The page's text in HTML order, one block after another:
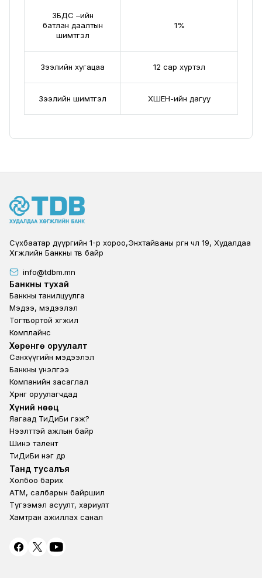
ЗБДС –ийн
батлан даалтын
шимтгэл
1%
Зээлийн хугацаа 12 сар хүртэл
Зээлийн шимтгэл ХШЕН-ийн дагуу
Сүхбаатар дүүргийн 1-р хороо,Энхтайваны өргөн чөлөө 19, Худалдаа
Хөгжлийн Банкны төв байр
info@tdbm.mn
Footer
Банкны тухай
Банкны танилцуулга
Мэдээ, мэдээлэл
Тогтвортой хөгжил
Комплайнс
Footer third
Хөрөнгө оруулалт
Санхүүгийн мэдээлэл
Банкны үнэлгээ
Компанийн засаглал
Хөрөнгө оруулагчдад
Footer second
Хүний нөөц
Яагаад ТиДиБи гэж?
Нээлттэй ажлын байр
Шинэ талент
ТиДиБи нэг өдөр
Footer fourth
Танд тусалъя
Холбоо барих
ATM, салбарын байршил
Түгээмэл асуулт, хариулт
Хамтран ажиллах санал